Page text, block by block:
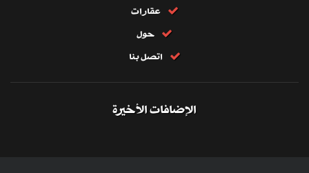
عقارات
حول
اتصل بنا
الإضافات الأخيرة